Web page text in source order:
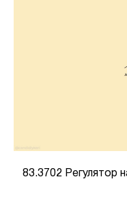
83.3702 Регулятор